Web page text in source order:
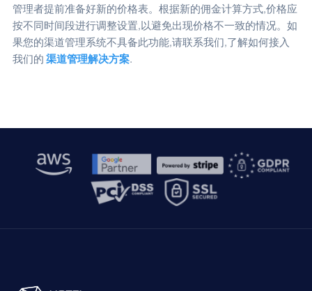
管理者提前准备好新的价格表。根据新的佣金计算方式,价格应
按不同时间段进行调整设置,以避免出现价格不一致的情况。如
果您的渠道管理系统不具备此功能,请联系我们,了解如何接入
我们的 渠道管理解决方案.